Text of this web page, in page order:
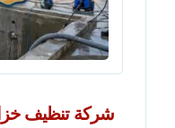
شركة تنظيف